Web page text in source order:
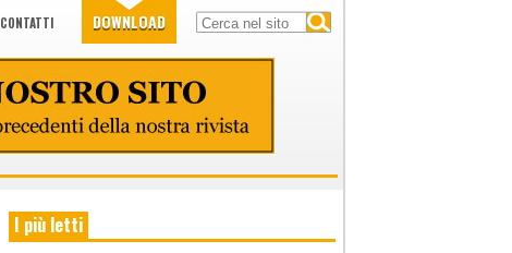
CONTATTI DOWNLOAD
I più letti